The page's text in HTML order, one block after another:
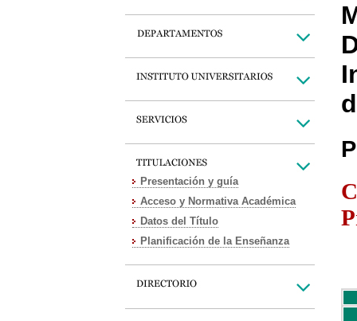
Presentación y guía
Acceso y Normativa Académica
Datos del Título
Planificación de la Enseñanza